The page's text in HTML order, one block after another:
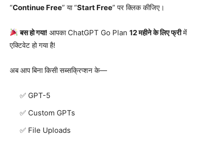
“Continue Free” या “Start Free” पर क्लिक कीजिए।
बस हो गया! आपका ChatGPT Go Plan12 महीने के लिए फ्रीमें
एक्टिवेट हो गया है!
अब आप बिना किसी सब्सक्रिप्शन के—
GPT-5
Custom GPTs
File Uploads